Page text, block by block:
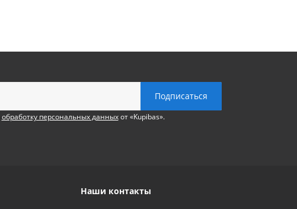
обработку персональных данныхот «Kupibas».
Наши контакты